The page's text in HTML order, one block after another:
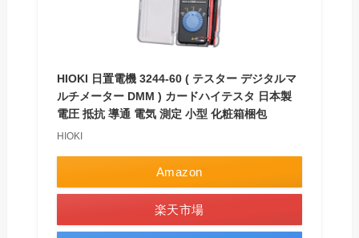
HIOKI 日置電機 3244-60 ( テスター デジタルマ
ルチメーター DMM ) カードハイテスタ 日本製
電圧 抵抗 導通 電気 測定 小型 化粧箱梱包
HIOKI
Amazon
楽天市場